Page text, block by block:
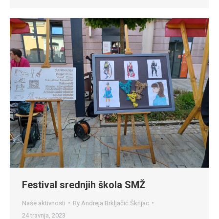
Festival srednjih škola SMŽ
Naše aktivnosti By Andreja Brkljačić Škrljac
24 travnja, 2023